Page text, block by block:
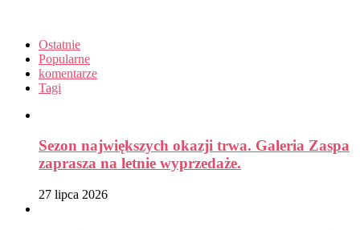
Ostatnie
Popularne
komentarze
Tagi
Sezon największych okazji trwa. Galeria Zaspa
zaprasza na letnie wyprzedaże.
27 lipca 2026